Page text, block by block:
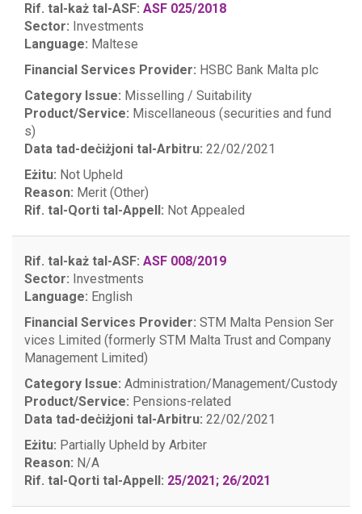
Rif. tal-każ tal-ASF: ASF 025/2018
Sector: Investments
Language: Maltese
Financial Services Provider: HSBC Bank Malta plc
Category Issue: Misselling / Suitability
Product/Service: Miscellaneous (securities and fund
s)
Data tad-deċiżjoni tal-Arbitru: 22/02/2021
Eżitu: Not Upheld
Reason: Merit (Other)
Rif. tal-Qorti tal-Appell: Not Appealed
Rif. tal-każ tal-ASF: ASF 008/2019
Sector: Investments
Language: English
Financial Services Provider: STM Malta Pension Ser
vices Limited (formerly STM Malta Trust and Company
Management Limited)
Category Issue: Administration/Management/Custody
Product/Service: Pensions-related
Data tad-deċiżjoni tal-Arbitru: 22/02/2021
Eżitu: Partially Upheld by Arbiter
Reason: N/A
Rif. tal-Qorti tal-Appell: 25/2021; 26/2021